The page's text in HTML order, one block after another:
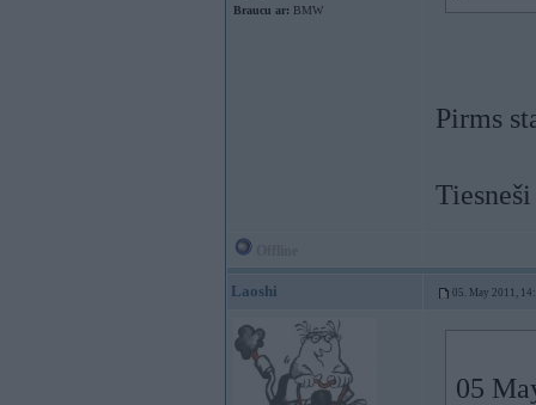
Braucu ar: BMW
Pirms
Laoshi 05. May 2011,
05